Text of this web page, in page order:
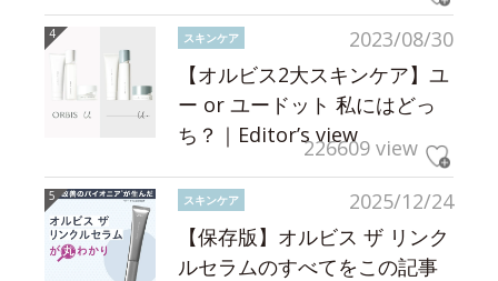
2023/08/30
スキンケア
【オルビス2大スキンケア】ユ
ー or ユードット 私にはどっ
ち？｜Editor’s view226609 view
2025/12/24
スキンケア
【保存版】オルビス ザ リンク
ルセラムのすべてをこの記事